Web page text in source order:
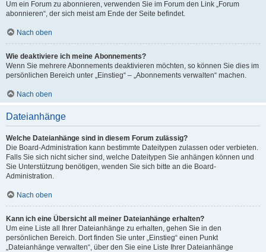
Um ein Forum zu abonnieren, verwenden Sie im Forum den Link „Forum
abonnieren“, der sich meist am Ende der Seite befindet.
Nach oben
Wie deaktiviere ich meine Abonnements?
Wenn Sie mehrere Abonnements deaktivieren möchten, so können Sie dies im
persönlichen Bereich unter „Einstieg“ – „Abonnements verwalten“ machen.
Nach oben
Dateianhänge
Welche Dateianhänge sind in diesem Forum zulässig?
Die Board-Administration kann bestimmte Dateitypen zulassen oder verbieten.
Falls Sie sich nicht sicher sind, welche Dateitypen Sie anhängen können und
Sie Unterstützung benötigen, wenden Sie sich bitte an die Board-
Administration.
Nach oben
Kann ich eine Übersicht all meiner Dateianhänge erhalten?
Um eine Liste all Ihrer Dateianhänge zu erhalten, gehen Sie in den
persönlichen Bereich. Dort finden Sie unter „Einstieg“ einen Punkt
„Dateianhänge verwalten“, über den Sie eine Liste Ihrer Dateianhänge